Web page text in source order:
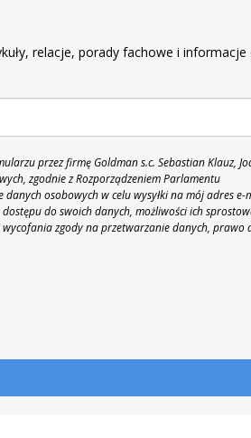
relacje, porady fachowe i informacje
przez firmę Goldman s.c. Sebastian Klauz,
zgodnie z Rozporządzeniem Parlamentu
osobowych w celu wysyłki na mój adres e-
do swoich danych, możliwości ich
zgody na przetwarzanie danych, prawo